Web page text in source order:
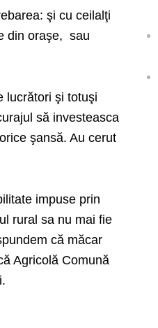
şi cu ceilalţi
din oraşe, sau
lucrători şi totuşi
să investeasca
şansă. Au cerut
impuse prin
rural sa nu mai fie
că măcar
Agricolă Comună